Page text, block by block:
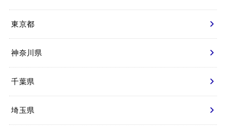
東京都
神奈川県
千葉県
埼玉県